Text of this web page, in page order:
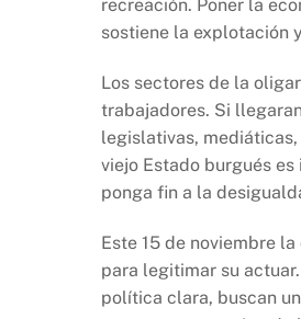
recreación. Poner la
sostiene la explotación
Los sectores de la
trabajadores. Si
legislativas,
viejo Estado burgués
ponga fin a la
Este 15 de noviembre
para legitimar su
política clara, buscan